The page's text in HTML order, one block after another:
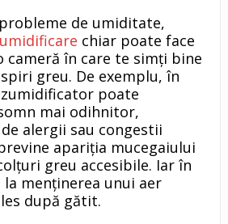
de umiditate,
chiar poate face
cameră în care te simți bine
greu. De exemplu, în
poate
mai odihnitor,
alergii sau congestii
apariția mucegaiului
greu accesibile. Iar în
menținerea unui aer
după gătit.